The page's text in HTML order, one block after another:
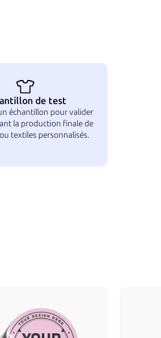
de test
échantillon pour valider
la production finale de
textiles personnalisés.